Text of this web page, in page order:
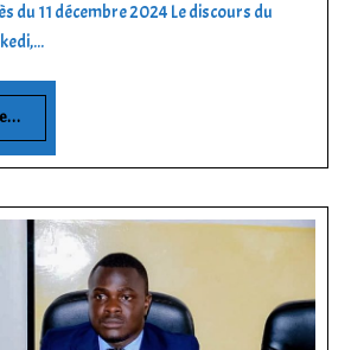
du 11 décembre 2024 Le discours du